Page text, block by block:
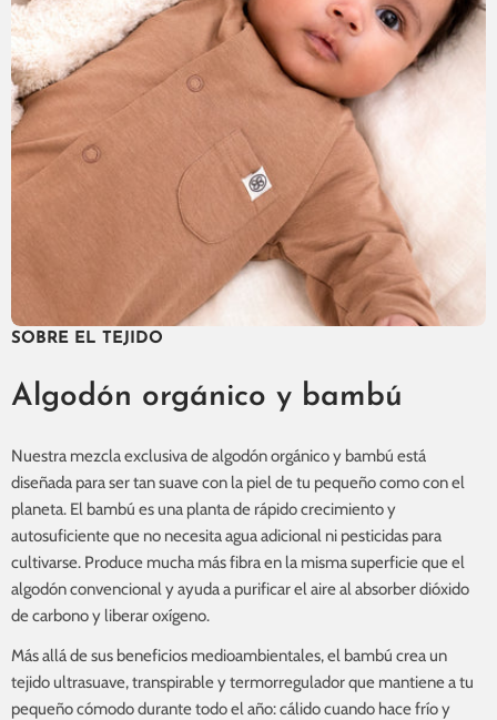
SOBRE EL TEJIDO
Algodón orgánico y bambú
Nuestra mezcla exclusiva de algodón orgánico y bambú está
diseñada para ser tan suave con la piel de tu pequeño como con el
planeta. El bambú es una planta de rápido crecimiento y
autosuficiente que no necesita agua adicional ni pesticidas para
cultivarse. Produce mucha más fibra en la misma superficie que el
algodón convencional y ayuda a purificar el aire al absorber dióxido
de carbono y liberar oxígeno.
Más allá de sus beneficios medioambientales, el bambú crea un
tejido ultrasuave, transpirable y termorregulador que mantiene a tu
pequeño cómodo durante todo el año: cálido cuando hace frío y